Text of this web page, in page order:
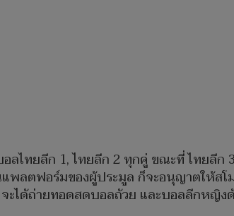
ไทยลีก 1, ไทยลีก 2 ทุกคู่ ขณะที่ ไทยลีก
พลตฟอร์มของผู้ประมูล ก็จะอนุญาตให้สโ
ะได้ถ่ายทอดสดบอลถ้วย และบอลลีกหญิง